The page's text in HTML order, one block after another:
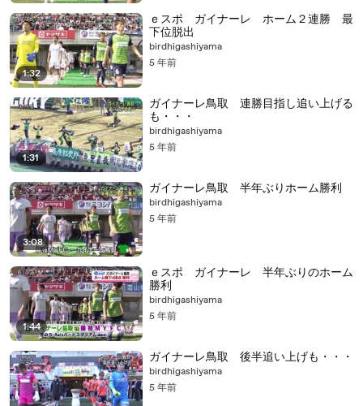
1:32
ｅスポ ガイナーレ ホーム２連勝 最
下位脱出
birdhigashiyama
5 年前
1:31
ガイナーレ鳥取 連勝目指し追い上げる
も・・・
birdhigashiyama
5 年前
3:08
ガイナーレ鳥取 半年ぶりホーム勝利
birdhigashiyama
5 年前
1:44
ｅスポ ガイナーレ 半年ぶりのホーム
勝利
birdhigashiyama
5 年前
ガイナーレ鳥取 後半追い上げも・・・
birdhigashiyama
5 年前